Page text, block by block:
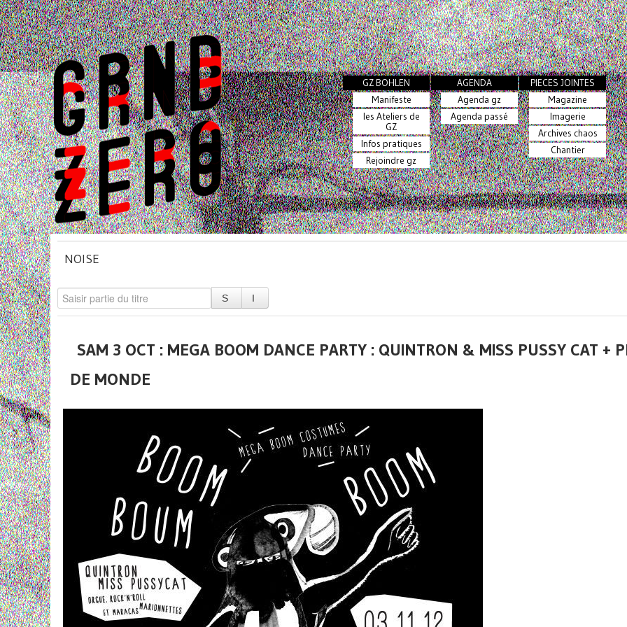
GZ BOHLEN
Manifeste
les Ateliers de
GZ
Infos pratiques
Rejoindre gz
AGENDA
Agenda gz
Agenda passé
PIECES JOINTES
Magazine
Imagerie
Archives chaos
Chantier
NOISE
SAM 3 OCT : MEGA BOOM DANCE PARTY : QUINTRON & MISS PUSSY CAT +
DE MONDE